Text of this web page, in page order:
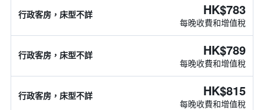
行政客房，床型不詳 HK$783
每晚收費和增值稅
行政客房，床型不詳 HK$789
每晚收費和增值稅
行政客房，床型不詳 HK$815
每晚收費和增值稅